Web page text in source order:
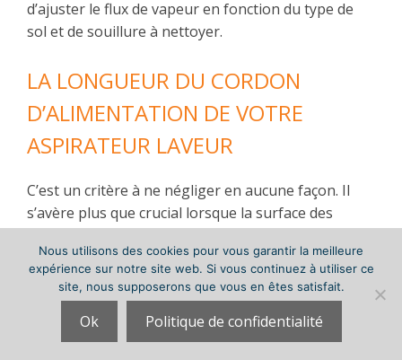
d’ajuster le flux de vapeur en fonction du type de
sol et de souillure à nettoyer.
LA LONGUEUR DU CORDON
D’ALIMENTATION DE VOTRE
ASPIRATEUR LAVEUR
C’est un critère à ne négliger en aucune façon. Il
s’avère plus que crucial lorsque la surface des
importante. Il vous faut donc choisir votre
aspirateur laveur en tenant compte de cette
information.
C’est loin d’être amusant de devoir à tout bout de
Nous utilisons des cookies pour vous garantir la meilleure
expérience sur notre site web. Si vous continuez à utiliser ce
site, nous supposerons que vous en êtes satisfait.
Ok Politique de confidentialité